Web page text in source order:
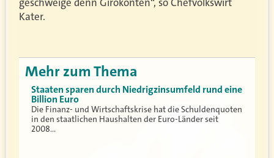
Kater.
Mehr zum Thema
Staaten sparen durch Niedrigzinsumfeld rund eine
Billion Euro
Die Finanz- und Wirtschaftskrise hat die Schuldenquoten
in den staatlichen Haushalten der Euro-Länder seit
2008…